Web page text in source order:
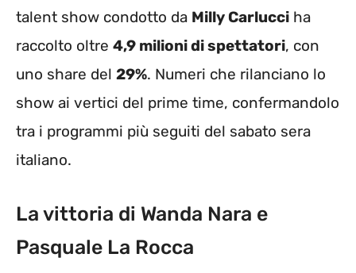
talent show condotto da Milly Carlucci ha
raccolto oltre 4,9 milioni di spettatori, con
uno share del 29%. Numeri che rilanciano lo
show ai vertici del prime time, confermandolo
tra i programmi più seguiti del sabato sera
italiano.
La vittoria di Wanda Nara e
Pasquale La Rocca